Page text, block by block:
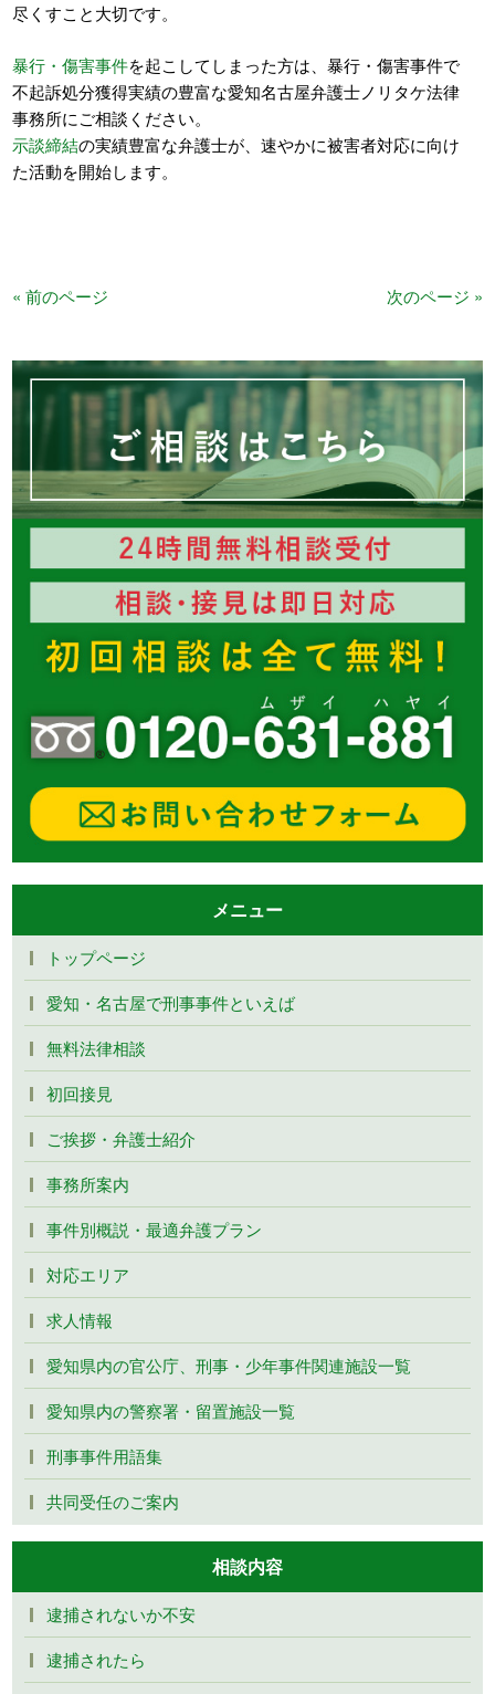
尽くすこと大切です。
暴行・傷害事件を起こしてしまった方は、暴行・傷害事件で
不起訴処分獲得実績の豊富な愛知名古屋弁護士ノリタケ法律
事務所にご相談ください。
示談締結の実績豊富な弁護士が、速やかに被害者対応に向け
た活動を開始します。
« 前のページ 次のページ »
メニュー
トップページ
愛知・名古屋で刑事事件といえば
無料法律相談
初回接見
ご挨拶・弁護士紹介
事務所案内
事件別概説・最適弁護プラン
対応エリア
求人情報
愛知県内の官公庁、刑事・少年事件関連施設一覧
愛知県内の警察署・留置施設一覧
刑事事件用語集
共同受任のご案内
相談内容
逮捕されないか不安
逮捕されたら